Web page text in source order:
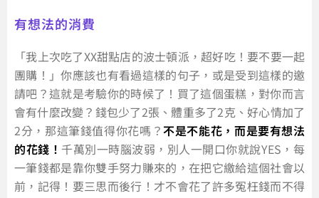
有想法的消費
「我上次吃了XX甜點店的波士頓派，超好吃！要不要一起
團購！」你應該也有看過這樣的句子，或是受到這樣的邀
請吧？這就是考驗你的時候了！買了這個蛋糕，對你而言
會有什麼改變？錢包少了2張、體重多了2克、好心情加了
2分，那這筆錢值得你花嗎？不是不能花，而是要有想法
的花錢！ 千萬別一時腦波弱，別人一開口你就說YES，每
一筆錢都是靠你雙手努力賺來的，在把它繳給這個社會以
前，記得！要三思而後行！才不會花了許多冤枉錢而不得